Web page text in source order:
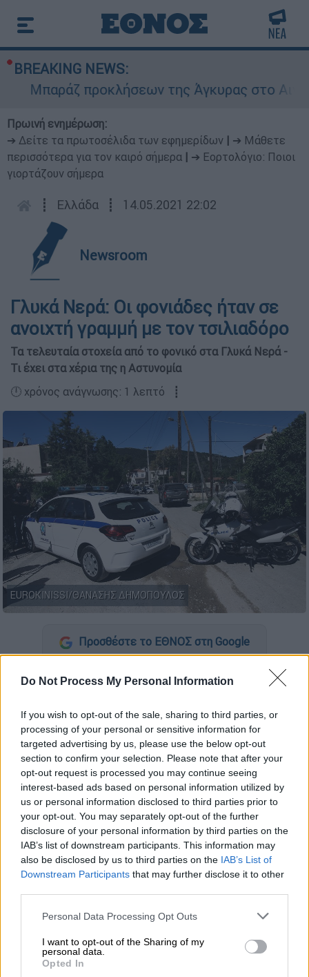
Do Not Process My Personal Information
If you wish to opt-out of the sale, sharing to third parties, or
processing of your personal or sensitive information for
targeted advertising by us, please use the below opt-out
section to confirm your selection. Please note that after your
opt-out request is processed you may continue seeing
interest-based ads based on personal information utilized by
us or personal information disclosed to third parties prior to
your opt-out. You may separately opt-out of the further
disclosure of your personal information by third parties on the
IAB’s list of downstream participants. This information may
also be disclosed by us to third parties on the IAB’s List of
Downstream Participants that may further disclose it to other
Please note that this website/app uses one or more Google
not limited to your visit or usage behaviour. You may click to
grant or deny consent to Google and its third-party tags to
use your data for below specified purposes in below Google
Personal Data Processing Opt Outs
I want to opt-out of the Sharing of my
personal data.
Opted In
BREAKING NEWS:
Μπαράζ προκλήσεων της Άγκυρας στο Αιγαίο:
Πρωινή ενημέρωση:
➔ Δείτε τα πρωτοσέλιδα των εφημερίδων
➔ Μάθετε
περισσότερα για τον καιρό σήμερα
➔ Εορτολόγιο: Ποιοι
γιορτάζουν σήμερα
┋ Ελλάδα ┋ 14.05.2021 22:02
Newsroom
Γλυκά Νερά: Οι φονιάδες ήταν σε
ανοιχτή γραμμή με τον τσιλιαδόρο
Τα τελευταία στοχεία από το φονικό στα Γλυκά Νερά -
Τι έχει στα χέρια της η Αστυνομία
🕛 χρόνος ανάγνωσης: 1 λεπτό ┋
EUROKINISSI/ΘΑΝΑΣΗΣ ΔΗΜΟΠΟΥΛΟΣ
Προσθέστε το ΕΘΝΟΣ στη Google
Με εντατικούς ρυθμούς συνεχίζεται η
στέρησε τη ζωή σε μία20χρονη μάνα. Σήμερα
μάλιστα ξεκίνησε νέα έρευνα μετά
την άρση του απορρήτου των τηλεφωνικών
επικοινωνιών, όπως αναφέρθηκε στοOPEN
Σύμφωνα με την ΕΛ.ΑΣ. είναι σημαντικό να
έχουν όλα τα δεδομένα από όλες
τις εταιρείες κινητής τηλεφωνίας τις
συγκεκριμένες ώρες που έγινε το έγκλημα.
Ψάχνουν έτσι όλα τα κινητά που ήταν
ανοιχτά στην περιοχή εκείνη την ώρα, γιατί
θεωρούν οτι οι δολοφόνοι έχουν κάνει
λάθος, που θα τους οδηγήσει στα ίχνη τους.
Μάλιστα οι πληροφορίες της Αστυνομίας
λένε ότι οιεγκληματίες